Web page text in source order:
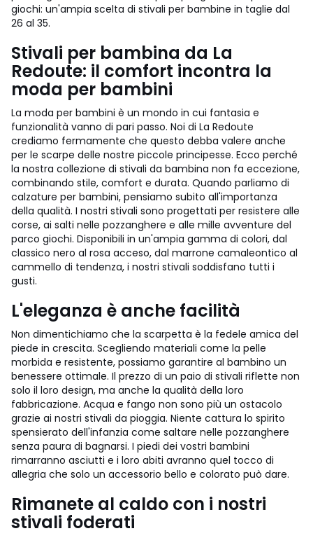
giochi: un'ampia scelta di stivali per bambine in taglie dal
26 al 35.
Stivali per bambina da La
Redoute: il comfort incontra la
moda per bambini
La moda per bambini è un mondo in cui fantasia e
funzionalità vanno di pari passo. Noi di La Redoute
crediamo fermamente che questo debba valere anche
per le scarpe delle nostre piccole principesse. Ecco perché
la nostra collezione di stivali da bambina non fa eccezione,
combinando stile, comfort e durata. Quando parliamo di
calzature per bambini, pensiamo subito all'importanza
della qualità. I nostri stivali sono progettati per resistere alle
corse, ai salti nelle pozzanghere e alle mille avventure del
parco giochi. Disponibili in un'ampia gamma di colori, dal
classico nero al rosa acceso, dal marrone camaleontico al
cammello di tendenza, i nostri stivali soddisfano tutti i
gusti.
L'eleganza è anche facilità
Non dimentichiamo che la scarpetta è la fedele amica del
piede in crescita. Scegliendo materiali come la pelle
morbida e resistente, possiamo garantire al bambino un
benessere ottimale. Il prezzo di un paio di stivali riflette non
solo il loro design, ma anche la qualità della loro
fabbricazione. Acqua e fango non sono più un ostacolo
grazie ai nostri stivali da pioggia. Niente cattura lo spirito
spensierato dell'infanzia come saltare nelle pozzanghere
senza paura di bagnarsi. I piedi dei vostri bambini
rimarranno asciutti e i loro abiti avranno quel tocco di
allegria che solo un accessorio bello e colorato può dare.
Rimanete al caldo con i nostri
stivali foderati